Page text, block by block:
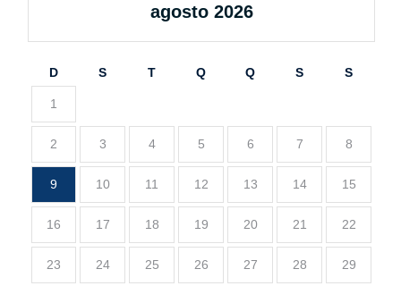
agosto 2026
D S T Q Q S S
1
2 3 4 5 6 7 8
9 10 11 12 13 14 15
16 17 18 19 20 21 22
23 24 25 26 27 28 29